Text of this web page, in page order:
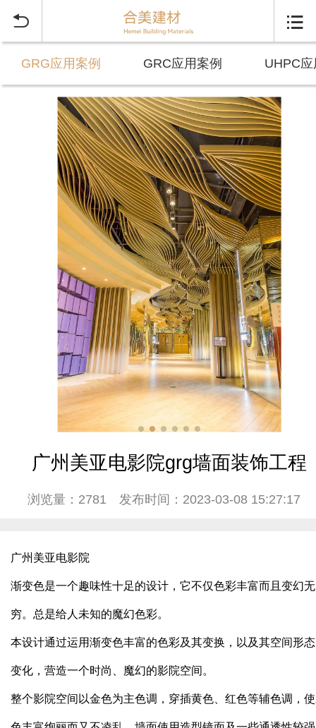
 
GRG应用案例 GRC应用案例 UHPC
广州美亚电影院grg墙面装饰工程
浏览量：2781 发布时间：2023-03-08 15:27:17
广州美亚电影院
渐变色是一个趣味性十足的设计，它不仅色彩丰富而且变幻无
穷。总是给人未知的魔幻色彩。
本设计通过运用渐变色丰富的色彩及其变换，以及其空间形
变化，营造一个时尚、魔幻的影院空间。
整个影院空间以金色为主色调，穿插黄色、红色等辅色调，